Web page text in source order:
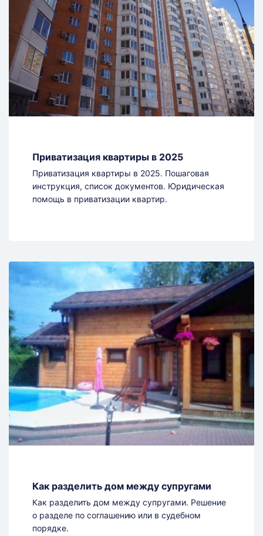
Приватизация квартиры в 2025
Приватизация квартиры в 2025. Пошаговая
инструкция, список документов. Юридическая
помощь в приватизации квартир.
Как разделить дом между супругами
Как разделить дом между супругами. Решение
о разделе по соглашению или в судебном
порядке.